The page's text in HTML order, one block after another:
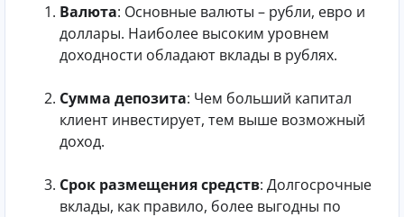
Валюта: Основные валюты – рубли, евро и
доллары. Наиболее высоким уровнем
доходности обладают вклады в рублях.
Сумма депозита: Чем больший капитал
клиент инвестирует, тем выше возможный
доход.
Срок размещения средств: Долгосрочные
вклады, как правило, более выгодны по